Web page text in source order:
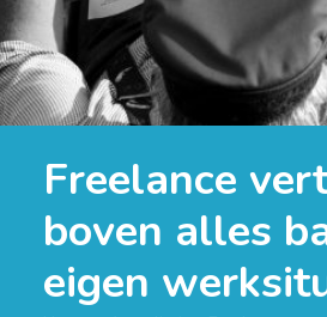
Freelance
boven alles
eigen